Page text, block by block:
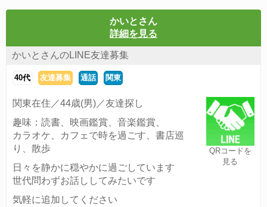
かいとさん
詳細を見る
かいとさんのLINE友達募集
40代 友達募集 通話 関東
QRコードを
見る
関東在住／44歳(男)／友達探し
趣味：読書、映画鑑賞、音楽鑑賞、
カラオケ、カフェで時を過ごす、書店巡
り、散歩
日々を静かに穏やかに過ごしています
世代問わずお話ししてみたいです
気軽に追加してください